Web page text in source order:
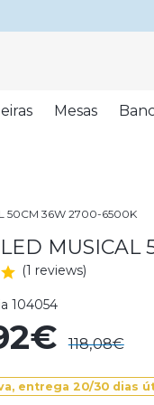
Mesas
50CM 36W 2700-6500K
MUSICAL
(1 reviews)
104054
118,08€
entrega 20/30 dias